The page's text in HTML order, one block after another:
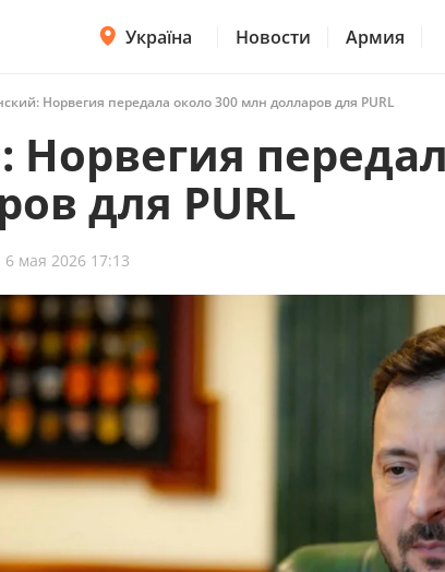
Україна Новости Армия
Норвегия передала около 300 млн долларов для PURL
Норвегия
для PURL
6 мая 2026 17:13